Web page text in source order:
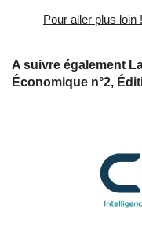
Pour aller plus loin !
A suivre également
Économique n°2,